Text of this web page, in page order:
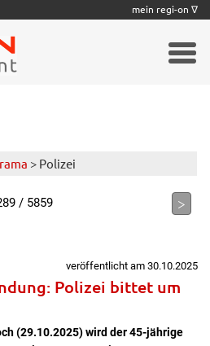
> Polizei
/ 5859 >
veröffentlicht am 30.10.2025
Polizei bittet um
(29.10.2025) wird der 45-jährige
mein regi-on ∇